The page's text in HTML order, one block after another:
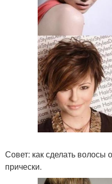
Совет: как сделать
прически.